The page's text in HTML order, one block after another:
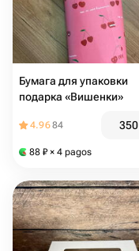
Бумага для упаковки
подарка «Вишенки»
4.9684 350
88 ₽ × 4 pagos